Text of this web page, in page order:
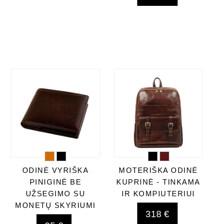
ODINĖ VYRIŠKA
PINIGINĖ BE
UŽSEGIMO SU
MONETŲ SKYRIUMI
MOTERIŠKA ODINĖ
KUPRINĖ - TINKAMA
IR KOMPIUTERIUI
318 €